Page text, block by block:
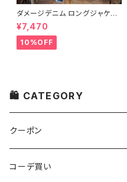
ダメージデニム ロングジャケッ
ト
¥7,470
10%OFF
🛍 CATEGORY
クーポン
コーデ買い